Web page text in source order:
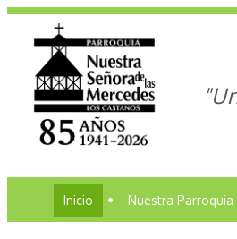
Inicio • Nuestra Parroquia